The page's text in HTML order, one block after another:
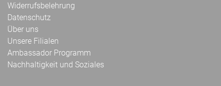
Widerrufsbelehrung
Datenschutz
Über uns
Unsere Filialen
Ambassador Programm
Nachhaltigkeit und Soziales